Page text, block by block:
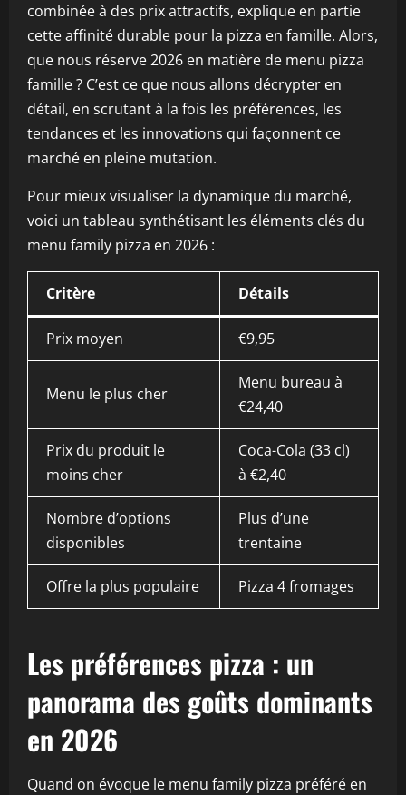
combinée à des prix attractifs, explique en partie
cette affinité durable pour la pizza en famille. Alors,
que nous réserve 2026 en matière de menu pizza
famille ? C’est ce que nous allons décrypter en
détail, en scrutant à la fois les préférences, les
tendances et les innovations qui façonnent ce
marché en pleine mutation.
Pour mieux visualiser la dynamique du marché,
voici un tableau synthétisant les éléments clés du
menu family pizza en 2026 :
Critère Détails
Prix moyen €9,95
Menu le plus cher
Menu bureau à
€24,40
Prix du produit le
moins cher
Coca-Cola (33 cl)
à €2,40
Nombre d’options
disponibles
Plus d’une
trentaine
Offre la plus populaire Pizza 4 fromages
Les préférences pizza : un
panorama des goûts dominants
en 2026
Quand on évoque le menu family pizza préféré en